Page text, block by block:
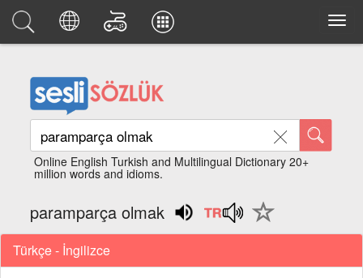
Online English Turkish and Multilingual Dictionary 20+
million words and idioms.
paramparça olmak
Türkçe - İngilizce